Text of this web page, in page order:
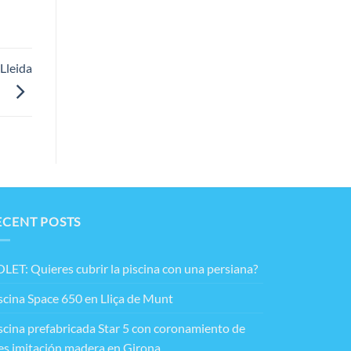
POSTS
Quieres cubrir la piscina con una persiana?
Space 650 en Lliça de Munt
prefabricada Star 5 con coronamiento de
imitación madera en Girona.